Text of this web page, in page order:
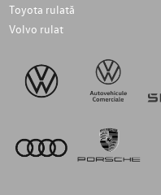
Toyota rulată
Volvo rulat